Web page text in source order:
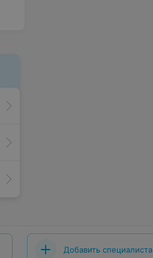
Добавить специалиста